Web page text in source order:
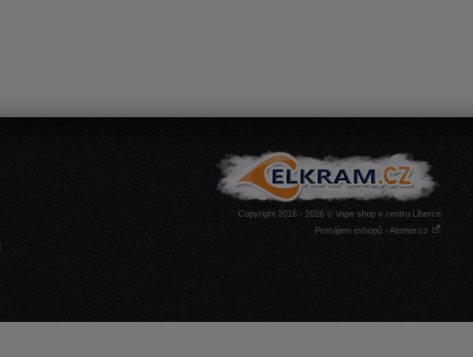
Copyright 2016 - 2026 © Vape shop v centru Liberce
Pronájem eshopů - Atomer.cz